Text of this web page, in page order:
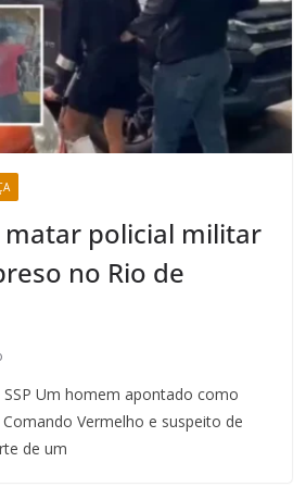
matar policial militar
no Rio de
Um homem apontado como
Vermelho e suspeito de
de um